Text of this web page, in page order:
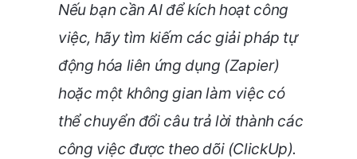
Nếu bạn cần AI để kích hoạt công
việc, hãy tìm kiếm các giải pháp tự
động hóa liên ứng dụng (Zapier)
hoặc một không gian làm việc có
thể chuyển đổi câu trả lời thành các
công việc được theo dõi (ClickUp).